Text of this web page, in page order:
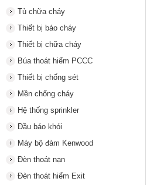
Tủ chữa cháy
Thiết bị báo cháy
Thiết bị chữa cháy
Búa thoát hiểm PCCC
Thiết bị chống sét
Mền chống cháy
Hệ thống sprinkler
Đầu báo khói
Máy bộ đàm Kenwood
Đèn thoát nạn
Đèn thoát hiểm Exit